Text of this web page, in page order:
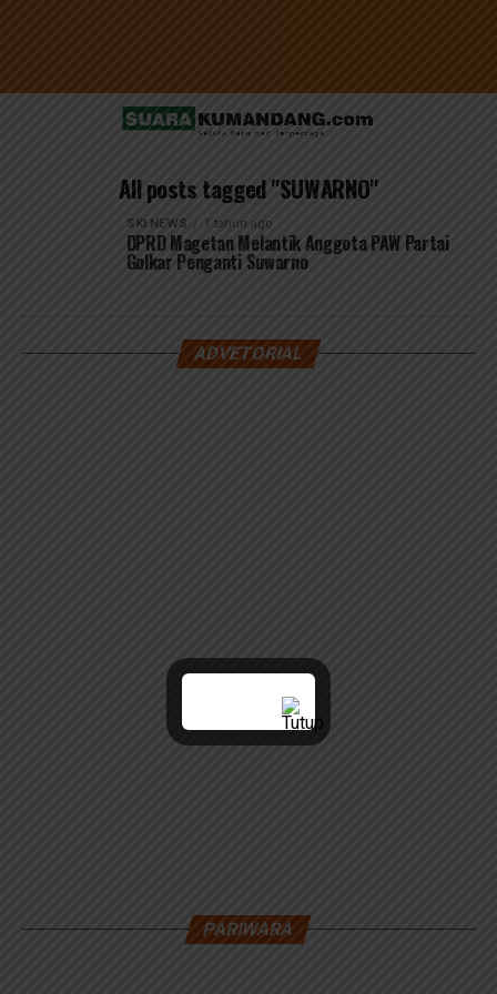
All posts tagged "SUWARNO"
SKI NEWS 1 tahun ago
DPRD Magetan Melantik Anggota PAW Partai
Golkar Penganti Suwarno
ADVETORIAL
PARIWARA